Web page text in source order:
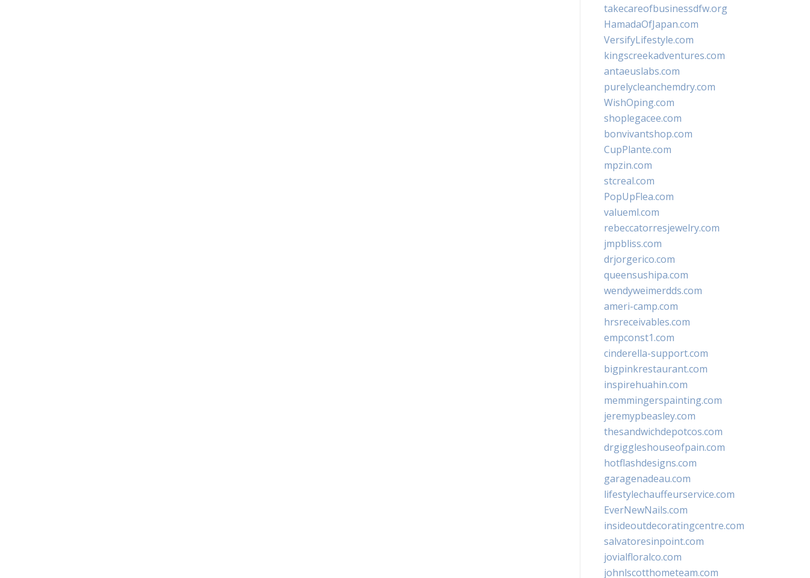
takecareofbusinessdfw.org
HamadaOfJapan.com
VersifyLifestyle.com
kingscreekadventures.com
antaeuslabs.com
purelycleanchemdry.com
WishOping.com
shoplegacee.com
bonvivantshop.com
CupPlante.com
mpzin.com
stcreal.com
PopUpFlea.com
valueml.com
rebeccatorresjewelry.com
jmpbliss.com
drjorgerico.com
queensushipa.com
wendyweimerdds.com
ameri-camp.com
hrsreceivables.com
empconst1.com
cinderella-support.com
bigpinkrestaurant.com
inspirehuahin.com
memmingerspainting.com
jeremypbeasley.com
thesandwichdepotcos.com
drgiggleshouseofpain.com
hotflashdesigns.com
garagenadeau.com
lifestylechauffeurservice.com
EverNewNails.com
insideoutdecoratingcentre.com
salvatoresinpoint.com
jovialfloralco.com
johnlscotthometeam.com